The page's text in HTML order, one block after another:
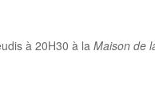
à 20H30 à la Maison de